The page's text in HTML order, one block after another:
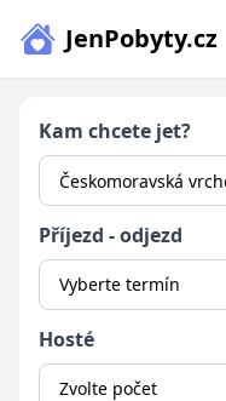
JenPobyty.cz
Kam chcete jet?
Příjezd - odjezd
Vyberte termín
Hosté
Zvolte počet